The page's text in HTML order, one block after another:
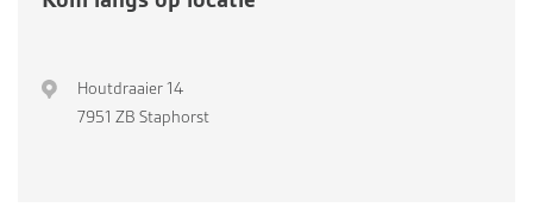
Houtdraaier 14
7951 ZB Staphorst